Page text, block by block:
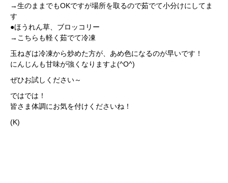
→生のままでもOKですが場所を取るので茹でて小分けにしてま
す
●ほうれん草、ブロッコリー
→こちらも軽く茹でて冷凍
玉ねぎは冷凍から炒めた方が、あめ色になるのが早いです！
にんじんも甘味が強くなりますよ(^O^)
ぜひお試しください～
ではでは！
皆さま体調にお気を付けくださいね！
(K)